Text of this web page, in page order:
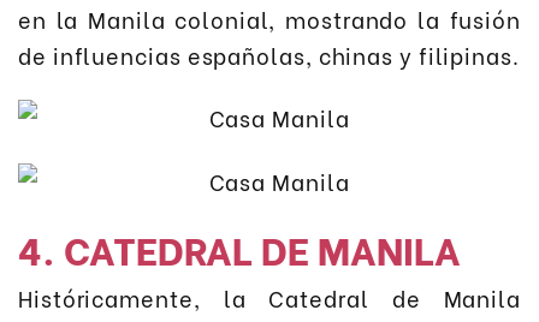
en la Manila colonial, mostrando la fusión
de influencias españolas, chinas y filipinas.
4. CATEDRAL DE MANILA
Históricamente, la Catedral de Manila